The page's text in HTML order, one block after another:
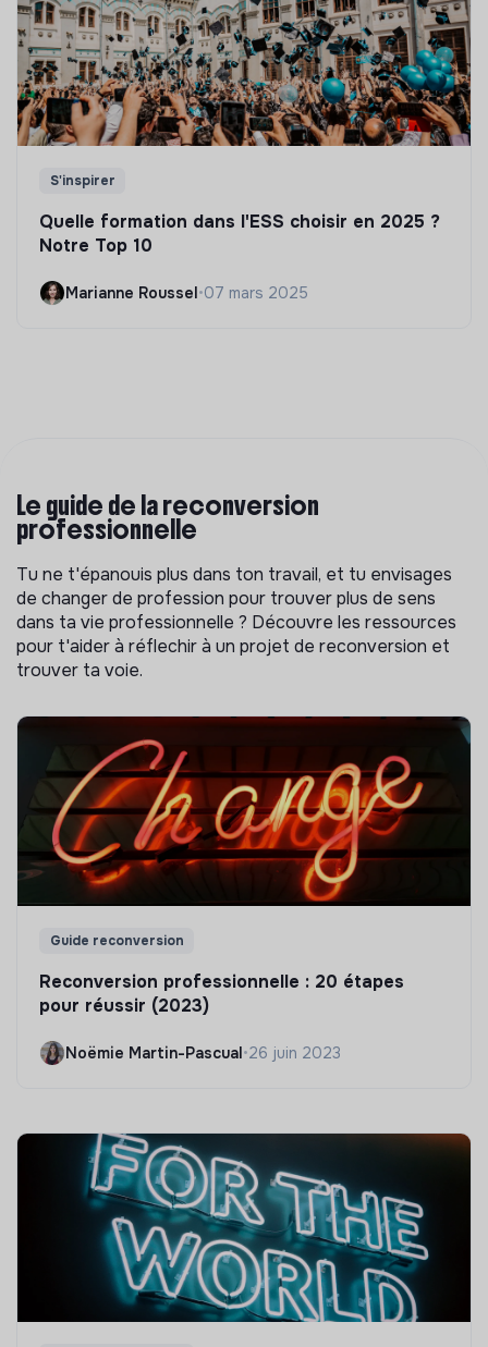
S'inspirer
Quelle formation dans l'ESS choisir en 2025 ?
Notre Top 10
Marianne Roussel•07 mars 2025
Le guide de la reconversion
professionnelle
Tu ne t'épanouis plus dans ton travail, et tu envisages
de changer de profession pour trouver plus de sens
dans ta vie professionnelle ? Découvre les ressources
pour t'aider à réflechir à un projet de reconversion et
trouver ta voie.
Guide reconversion
Reconversion professionnelle : 20 étapes
pour réussir (2023)
Noëmie Martin-Pascual•26 juin 2023